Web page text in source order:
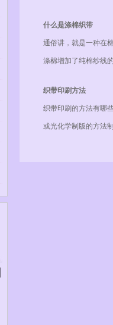
什么是涤棉织带
通俗讲，就是一种在
涤棉增加了纯棉纱线
织带印刷方法
织带印刷的方法有哪
或光化学制版的方法